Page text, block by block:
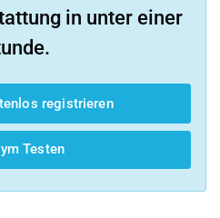
in unter einer
registrieren
Testen